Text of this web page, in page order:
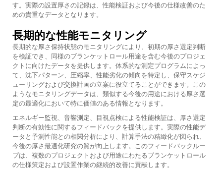
す。実際の設置厚さの記録は、性能検証および今後の仕様改善のた
めの貴重なデータとなります。
長期的な性能モニタリング
長期的な厚さ保持状態のモニタリングにより、初期の厚さ選定判断
を検証でき、同様のブランケットロール用途を含む今後のプロジェ
クトに向けたデータを提供します。体系的な測定プログラムによっ
て、沈下パターン、圧縮率、性能劣化の傾向を特定し、保守スケジ
ューリングおよび交換計画の立案に役立てることができます。この
ようなモニタリングデータは、類似する今後の用途における厚さ選
定の最適化において特に価値のある情報となります。
エネルギー監視、音響測定、目視点検による性能検証は、厚さ選定
判断の有効性に関するフィードバックを提供します。実際の性能デ
ータと予測性能との相関分析により、計算手法の精緻化が図られ、
今後の厚さ最適化研究の質が向上します。このフィードバックルー
プは、複数のプロジェクトおよび用途にわたるブランケットロール
の仕様策定および設置作業の継続的改善に貢献します。